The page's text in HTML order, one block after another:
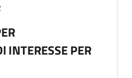
INTERESSE PER